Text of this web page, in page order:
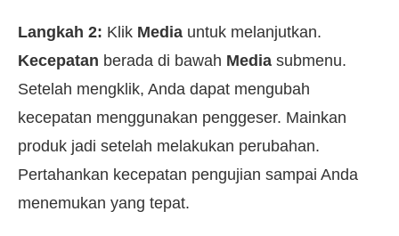
Langkah 2: Klik Media untuk melanjutkan.
Kecepatan berada di bawah Media submenu.
Setelah mengklik, Anda dapat mengubah
kecepatan menggunakan penggeser. Mainkan
produk jadi setelah melakukan perubahan.
Pertahankan kecepatan pengujian sampai Anda
menemukan yang tepat.